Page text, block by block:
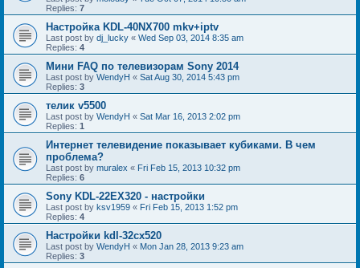
Replies: 7
Настройка KDL-40NX700 mkv+iptv
Last post by dj_lucky « Wed Sep 03, 2014 8:35 am
Replies: 4
Мини FAQ по телевизорам Sony 2014
Last post by WendyH « Sat Aug 30, 2014 5:43 pm
Replies: 3
телик v5500
Last post by WendyH « Sat Mar 16, 2013 2:02 pm
Replies: 1
Интернет телевидение показывает кубиками. В чем
проблема?
Last post by muralex « Fri Feb 15, 2013 10:32 pm
Replies: 6
Sony KDL-22EX320 - настройки
Last post by ksv1959 « Fri Feb 15, 2013 1:52 pm
Replies: 4
Настройки kdl-32cx520
Last post by WendyH « Mon Jan 28, 2013 9:23 am
Replies: 3